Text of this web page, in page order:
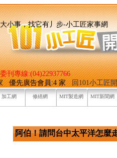
大小事，找它有丿步-小
刊專線:(04)22937766
優先廣告會員:4 家回101小工匠
加工網 修繕網 MIT製造網 MIT新聞網
阿伯！請問台中太平洋怎